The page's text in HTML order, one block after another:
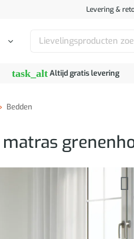
Levering &
Zoeken
task_altAltijd gratis levering
Bedden